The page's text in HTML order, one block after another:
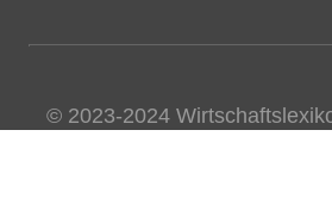
© 2023-2024